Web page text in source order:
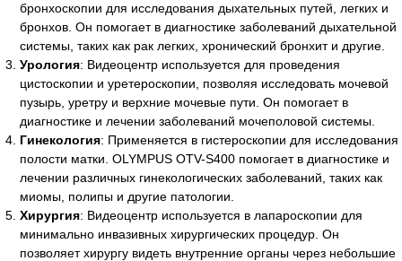
бронхоскопии для исследования дыхательных путей, легких и
бронхов. Он помогает в диагностике заболеваний дыхательной
системы, таких как рак легких, хронический бронхит и другие.
Урология: Видеоцентр используется для проведения
цистоскопии и уретероскопии, позволяя исследовать мочевой
пузырь, уретру и верхние мочевые пути. Он помогает в
диагностике и лечении заболеваний мочеполовой системы.
Гинекология: Применяется в гистероскопии для исследования
полости матки. OLYMPUS OTV-S400 помогает в диагностике и
лечении различных гинекологических заболеваний, таких как
миомы, полипы и другие патологии.
Хирургия: Видеоцентр используется в лапароскопии для
минимально инвазивных хирургических процедур. Он
позволяет хирургу видеть внутренние органы через небольшие